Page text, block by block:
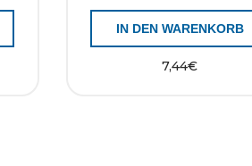
7,44€
IN DEN WARENKORB